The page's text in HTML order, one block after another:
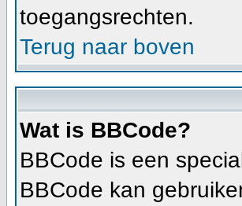
toegangsrechten.
Terug naar boven
Wat is BBCode?
BBCode is een
BBCode kan